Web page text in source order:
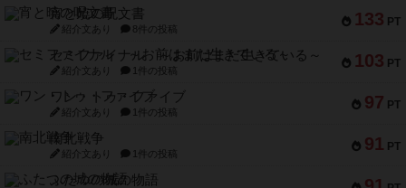
133 PT
宵と暁の呪文書
紹介文あり 8件の投稿
103 PT
セミファイナル ～お前はまだ生きている～
紹介文あり 1件の投稿
97 PT
ワン・トゥ・ファイブ
紹介文あり 1件の投稿
91 PT
南北戦争
紹介文あり 1件の投稿
ふたつの城の物語